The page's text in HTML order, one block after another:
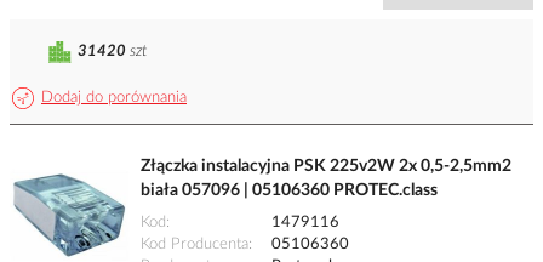
Dodaj do porównania
31420 szt
Złączka instalacyjna PSK 225v2W 2x 0,5-2,5mm2
biała 057096 | 05106360 PROTEC.class
Kod
1479116
Kod Producenta
05106360